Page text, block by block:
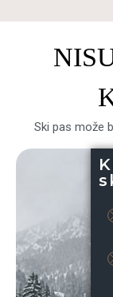
Ski pas može